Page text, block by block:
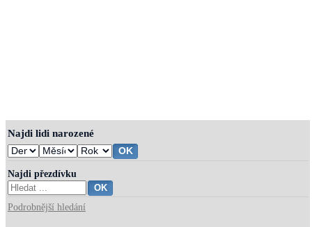
Najdi lidi narozené
Najdi přezdívku
Podrobnější hledání